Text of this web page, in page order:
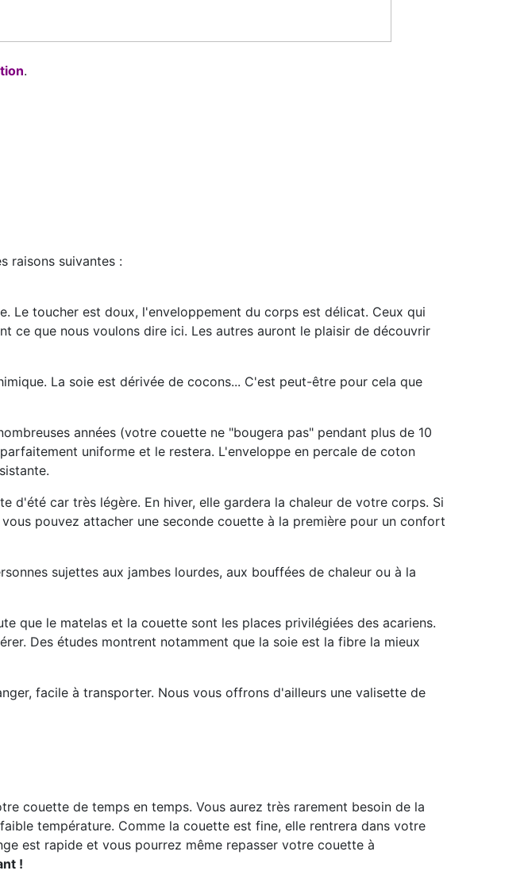
.
raisons suivantes :
Le toucher est doux, l'enveloppement du corps est délicat. Ceux qui
ce que nous voulons dire ici. Les autres auront le plaisir de découvrir
La soie est dérivée de cocons... C'est peut-être pour cela que
années (votre couette ne "bougera pas" pendant plus de 10
uniforme et le restera. L'enveloppe en percale de coton
d'été car très légère. En hiver, elle gardera la chaleur de votre corps. Si
pouvez attacher une seconde couette à la première pour un confort
sujettes aux jambes lourdes, aux bouffées de chaleur ou à la
que le matelas et la couette sont les places privilégiées des acariens.
Des études montrent notamment que la soie est la fibre la mieux
facile à transporter. Nous vous offrons d'ailleurs une valisette de
couette de temps en temps. Vous aurez très rarement besoin de la
température. Comme la couette est fine, elle rentrera dans votre
est rapide et vous pourrez même repasser votre couette à
!